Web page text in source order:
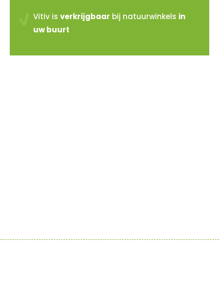
Vitiv is verkrijgbaar bij natuurwinkels in
uw buurt